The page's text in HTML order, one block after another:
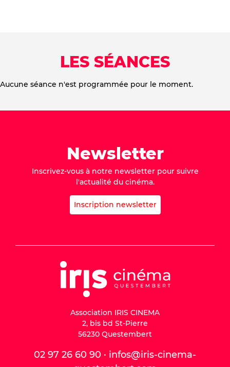
LES SÉANCES
Aucune séance n'est programmée pour le moment.
Newsletter
Inscrivez-vous à notre newsletter pour suivre
l'actualité du cinéma.
Inscription newsletter
Association IRIS CINEMA
2, bis bd St-Pierre
56230 Questembert
02 97 26 60 90 · infos@iris-cinema-